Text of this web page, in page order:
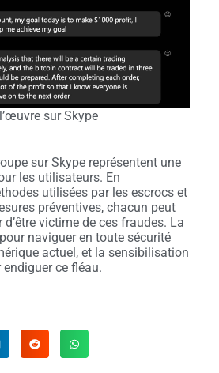
sur Skype
sur Skype représentent une
les utilisateurs. En
utilisées par les escrocs et
préventives, chacun peut
d’être victime de ces fraudes. La
naviguer en toute sécurité
actuel, et la sensibilisation
ce fléau.